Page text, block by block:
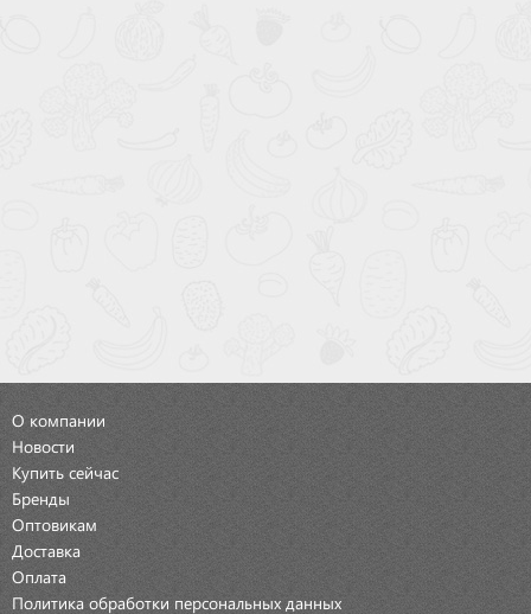
О компании
Новости
Купить сейчас
Бренды
Оптовикам
Доставка
Оплата
Политика обработки персональных данных